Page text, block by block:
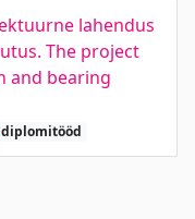
lahendus
The project
and bearing
diplomitööd